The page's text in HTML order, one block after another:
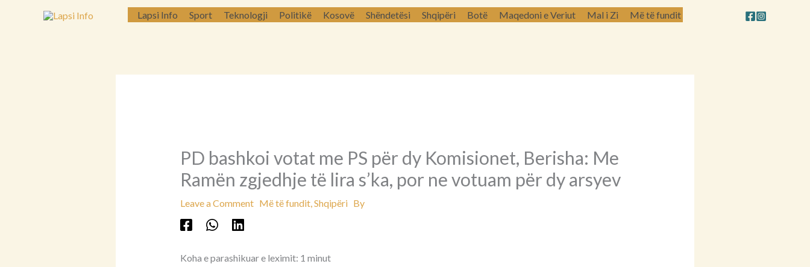
Lapsi Info Sport Teknologji Politikë Kosovë Shëndetësi Shqipëri Botë Maqedoni e Veriut Mal i Zi Më të fundit
PD bashkoi votat me PS për dy Komisionet, Berisha: Me
Ramën zgjedhje të lira s’ka, por ne votuam për dy arsyev
Leave a Comment Më të fundit,ShqipëriBy
Koha e parashikuar e leximit: 1 minut